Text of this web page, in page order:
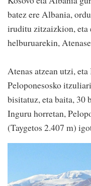
batez ere Albania,
iruditu zitzaizkion, eta
helburuarekin,
Atenas atzean utzi,
Peloponesosko
bisitatuz, eta baita, 30
Inguru horretan,
(Taygetos 2.407 m)